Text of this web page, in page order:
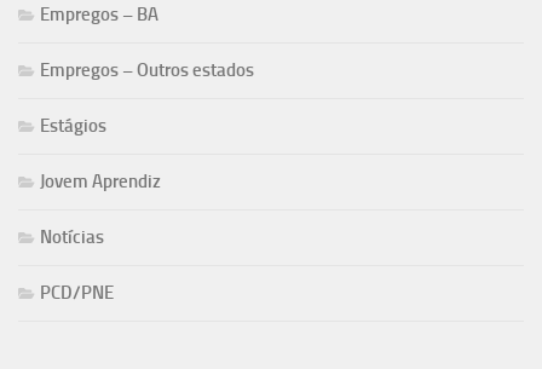
Empregos – BA
Empregos – Outros estados
Estágios
Jovem Aprendiz
Notícias
PCD/PNE